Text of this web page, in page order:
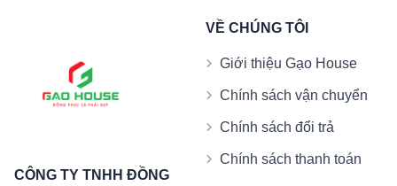
CÔNG TY TNHH ĐỒNG
VỀ CHÚNG TÔI
Giới thiệu Gạo House
Chính sách vận chuyển
Chính sách đổi trả
Chính sách thanh toán